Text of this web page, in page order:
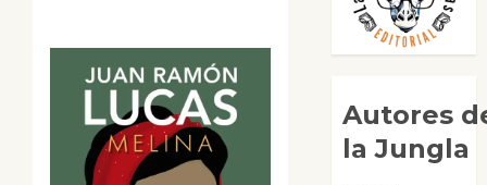
Autores
la Jungla